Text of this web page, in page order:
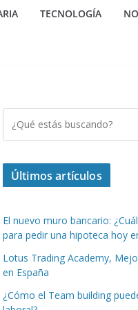
TECNOLOGÍA
Últimos artículos
El nuevo muro bancario:
para pedir una hipoteca hoy
Lotus Trading Academy,
en España
¿Cómo el Team building